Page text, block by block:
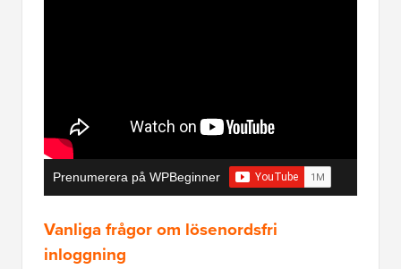
Prenumerera på WPBeginner
Vanliga frågor om lösenordsfri
inloggning